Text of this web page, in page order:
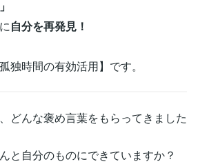
自分を再発見！
独時間の有効活用】です。
どんな褒め言葉をもらってきました
と自分のものにできていますか？